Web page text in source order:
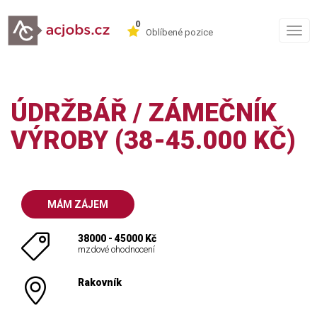
0
Oblíbené pozice
ÚDRŽBÁŘ / ZÁMEČNÍK
VÝROBY (38-45.000 KČ)
MÁM ZÁJEM
38000 - 45000 Kč
mzdové ohodnocení
Rakovník